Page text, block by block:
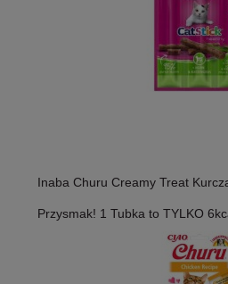
Inaba Churu Creamy Treat
Przysmak! 1 Tubka to TYLKO